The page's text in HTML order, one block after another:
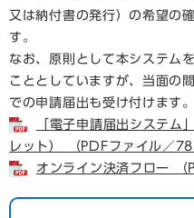
又は納付書の発行）の希望の
す。
なお、原則として本システム
こととしていますが、当面の
での申請届出も受け付けます。
「電子申請届出システム
レット） （PDFファイル／
オンライン決済フロー （